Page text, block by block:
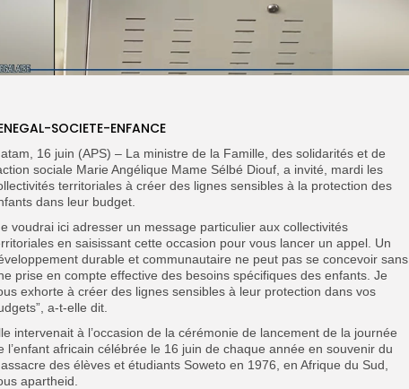
SOCIETE-ENFANCE
16 juin (APS) – La ministre de la Famille, des solidarités et de
sociale Marie Angélique Mame Sélbé Diouf, a invité, mardi les
territoriales à créer des lignes sensibles à la protection des
dans leur budget.
voudrai ici adresser un message particulier aux collectivités
en saisissant cette occasion pour vous lancer un appel. Un
durable et communautaire ne peut pas se concevoir sans
prise en compte effective des besoins spécifiques des enfants. Je
exhorte à créer des lignes sensibles à leur protection dans vos
a-t-elle dit.
intervenait à l’occasion de la cérémonie de lancement de la journée
l’enfant africain célébrée le 16 juin de chaque année en souvenir du
des élèves et étudiants Soweto en 1976, en Afrique du Sud,
apartheid.